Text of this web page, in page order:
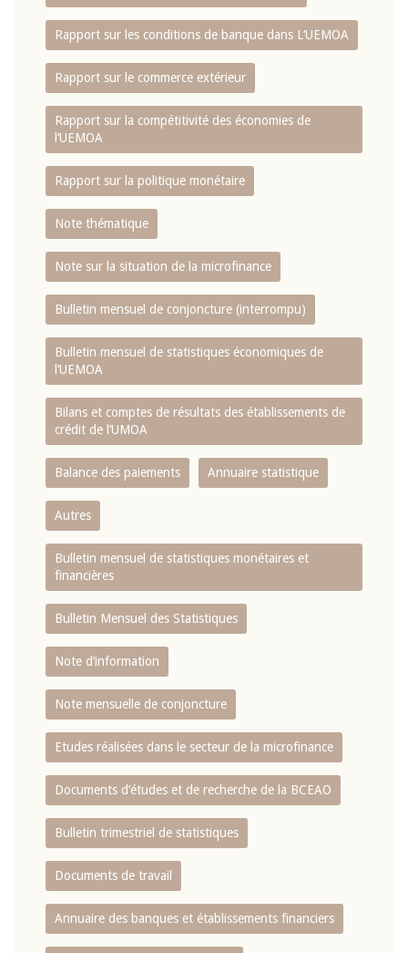
Rapport sur les conditions de banque dans L‘UEMOA
Rapport sur le commerce extérieur
Rapport sur la compétitivité des économies de
l‘UEMOA
Rapport sur la politique monétaire
Note thématique
Note sur la situation de la microfinance
Bulletin mensuel de conjoncture (interrompu)
Bulletin mensuel de statistiques économiques de
l‘UEMOA
Bilans et comptes de résultats des établissements de
crédit de l‘UMOA
Balance des paiements Annuaire statistique
Autres
Bulletin mensuel de statistiques monétaires et
financières
Bulletin Mensuel des Statistiques
Note d’information
Note mensuelle de conjoncture
Etudes réalisées dans le secteur de la microfinance
Documents d’études et de recherche de la BCEAO
Bulletin trimestriel de statistiques
Documents de travail
Annuaire des banques et établissements financiers